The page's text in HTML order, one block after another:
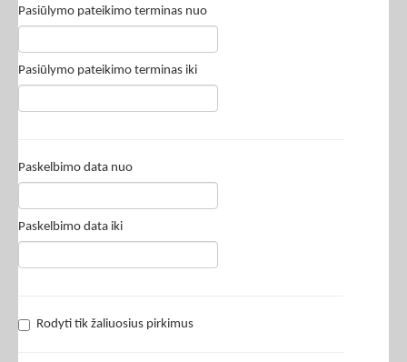
Pasiūlymo pateikimo terminas nuo
Pasiūlymo pateikimo terminas iki
Paskelbimo data nuo
Paskelbimo data iki
Rodyti tik žaliuosius pirkimus